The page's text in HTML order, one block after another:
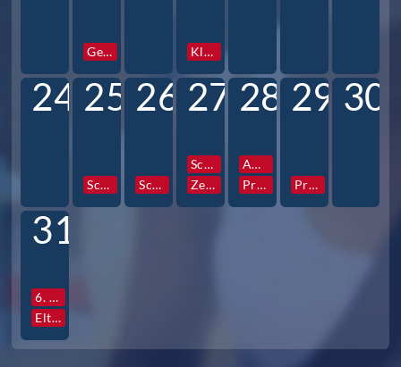
Gesamtkonferenz Klassen und Profilstunden
24 25
Schulfotograf
26
Schulfotograf
27
Schulfotograf
Zentrale Info- und Elternabende 6
28
AG Vorstellung
Prefects Reise
29
Prefects Reise
30
31
6. Std. Vollversammlung Jg. S3
Elternabende S3